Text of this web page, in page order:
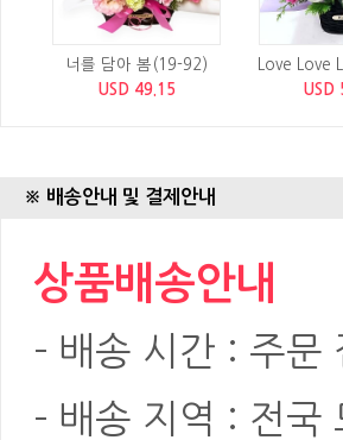
너를 담아 봄(19-92)
USD 49.15
Love Love
USD
※ 배송안내 및 결제안내
상품배송안내
- 배송 시간 : 주문
- 배송 지역 : 전국